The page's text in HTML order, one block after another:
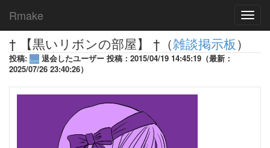
Rmake
† 【黒いリボンの部屋】 †（雑談掲示板）
投稿:
退会したユーザー 投稿：2015/04/19 14:45:19（最新：
2025/07/26 23:40:26）